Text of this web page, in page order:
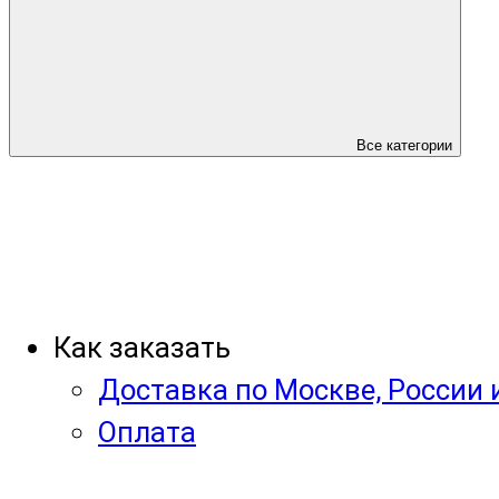
Все категории
Как заказать
Доставка по Москве, России
Оплата